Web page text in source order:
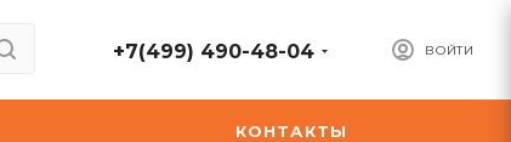
ВОЙТИ
+7(499) 490-48-04
КОНТАКТЫ